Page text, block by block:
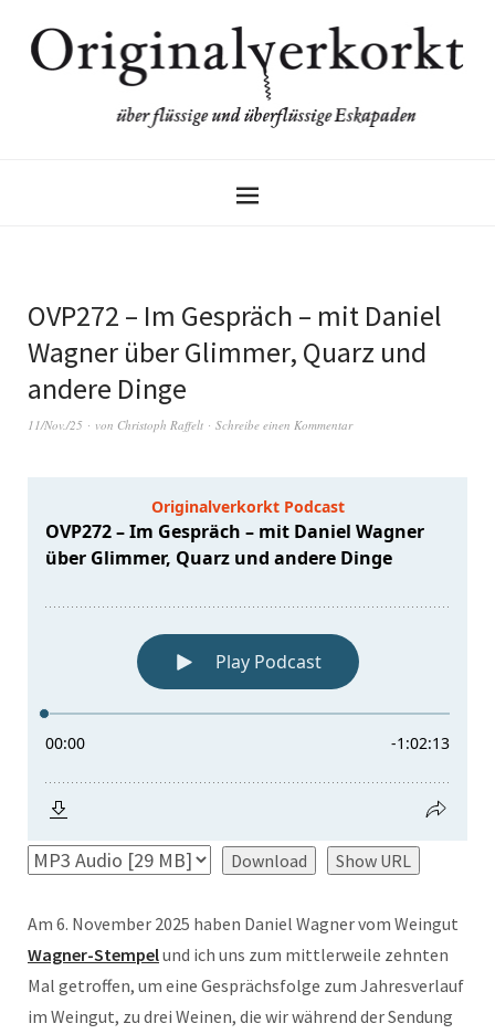
OVP272 – Im Gespräch – mit Daniel
Wagner über Glimmer, Quarz und
andere Dinge
11/Nov./25 von Christoph Raffelt Schreibe einen Kommentar
Download Show URL
Am 6. November 2025 haben Daniel Wagner vom Weingut
Wagner-Stempelund ich uns zum mittlerweile zehnten
Mal getroffen, um eine Gesprächsfolge zum Jahresverlauf
im Weingut, zu drei Weinen, die wir während der Sendung